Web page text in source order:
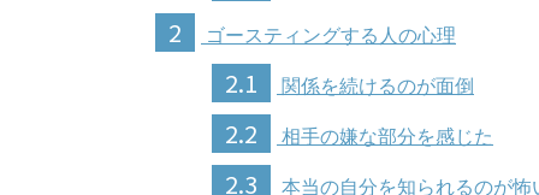
2 ゴースティングする人の心理
2.1 関係を続けるのが面倒
2.2 相手の嫌な部分を感じた
2.3 本当の自分を知られるのが怖